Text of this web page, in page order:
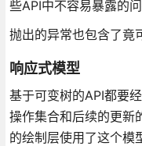
些API中不容易暴露的问
抛出的异常也包含了竟
响应式模型
基于可变树的API都要
操作集合和后续的更新
的绘制层使用了这个模